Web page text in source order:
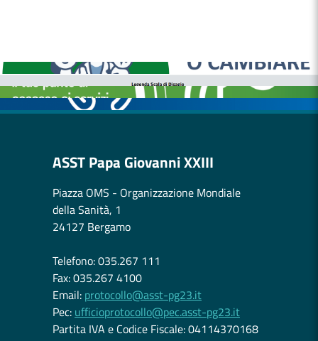
BOLLETTINI DISAGIO DA CALORE
CASE DI COMUNITÀ
OSPEDALE DI COMUNITÀ
ASST Papa Giovanni XXIII
Piazza OMS - Organizzazione Mondiale
della Sanità, 1
24127 Bergamo
Telefono: 035.267 111
Fax: 035.267 4100
Email: protocollo@asst-pg23.it
Pec: ufficioprotocollo@pec.asst-pg23.it
Partita IVA e Codice Fiscale: 04114370168